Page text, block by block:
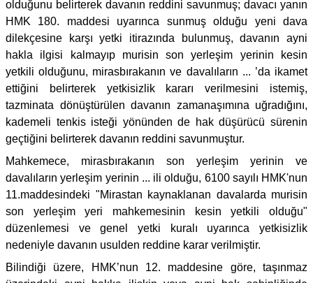
olduğunu belirterek davanın reddini savunmuş; davacı yanın
HMK 180. maddesi uyarınca sunmuş olduğu yeni dava
dilekçesine karşı yetki itirazında bulunmuş, davanın ayni
hakla ilgisi kalmayıp murisin son yerleşim yerinin kesin
yetkili olduğunu, mirasbırakanın ve davalıların ... ’da ikamet
ettiğini belirterek yetkisizlik kararı verilmesini istemiş,
tazminata dönüştürülen davanın zamanaşımına uğradığını,
kademeli tenkis isteği yönünden de hak düşürücü sürenin
geçtiğini belirterek davanın reddini savunmuştur.
Mahkemece, mirasbırakanın son yerleşim yerinin ve
davalıların yerleşim yerinin ... ili olduğu, 6100 sayılı HMK'nun
11.maddesindeki "Mirastan kaynaklanan davalarda murisin
son yerleşim yeri mahkemesinin kesin yetkili olduğu"
düzenlemesi ve genel yetki kuralı uyarınca yetkisizlik
nedeniyle davanın usulden reddine karar verilmiştir.
Bilindiği üzere, HMK’nun 12. maddesine göre, taşınmaz